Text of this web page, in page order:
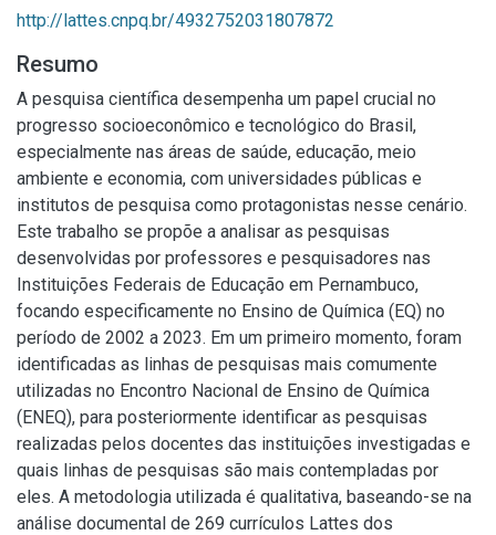
http://lattes.cnpq.br/4932752031807872
Resumo
A pesquisa científica desempenha um papel crucial no
progresso socioeconômico e tecnológico do Brasil,
especialmente nas áreas de saúde, educação, meio
ambiente e economia, com universidades públicas e
institutos de pesquisa como protagonistas nesse cenário.
Este trabalho se propõe a analisar as pesquisas
desenvolvidas por professores e pesquisadores nas
Instituições Federais de Educação em Pernambuco,
focando especificamente no Ensino de Química (EQ) no
período de 2002 a 2023. Em um primeiro momento, foram
identificadas as linhas de pesquisas mais comumente
utilizadas no Encontro Nacional de Ensino de Química
(ENEQ), para posteriormente identificar as pesquisas
realizadas pelos docentes das instituições investigadas e
quais linhas de pesquisas são mais contempladas por
eles. A metodologia utilizada é qualitativa, baseando-se na
análise documental de 269 currículos Lattes dos